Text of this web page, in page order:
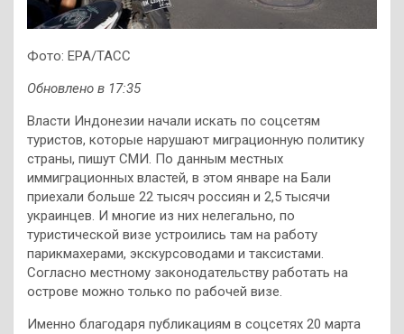
Фото: EPA/ТАСС
Обновлено в 17:35
Власти Индонезии начали искать по соцсетям
туристов, которые нарушают миграционную политику
страны, пишут СМИ. По данным местных
иммиграционных властей, в этом январе на Бали
приехали больше 22 тысяч россиян и 2,5 тысячи
украинцев. И многие из них нелегально, по
туристической визе устроились там на работу
парикмахерами, экскурсоводами и таксистами.
Согласно местному законодательству работать на
острове можно только по рабочей визе.
Именно благодаря публикациям в соцсетях 20 марта